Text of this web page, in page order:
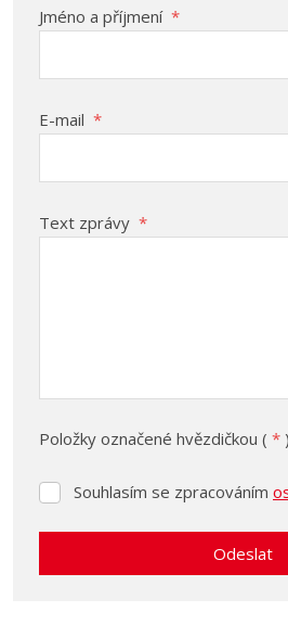
Jméno a příjmení *
E-mail *
Text zprávy *
Položky označené hvězdičkou ( *
Souhlasím
zpracováním
Souhlasím se zpracováním
Odeslat